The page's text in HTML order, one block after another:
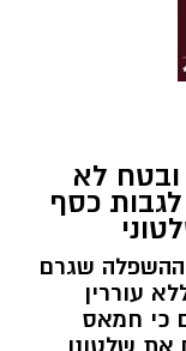
לא
כסף
שגרם
עוררין
כי חמאס